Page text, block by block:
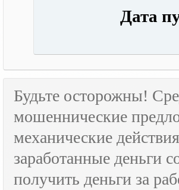
Дата
Будьте осторожны!
мошеннические
механические
заработанные деньги
получить деньги за